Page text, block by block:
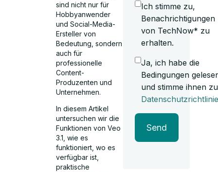
sind nicht nur für
Hobbyanwender
und Social-Media-
Ersteller von
Bedeutung, sondern
auch für
professionelle
Content-
Produzenten und
Unternehmen.
In diesem Artikel
untersuchen wir die
Funktionen von Veo
3.1, wie es
funktioniert, wo es
verfügbar ist,
praktische
Ich stimme zu,
Benachrichtigungen
von TechNow* zu
erhalten.
Ja, ich habe die
Bedingungen
und stimme ihnen
Datenschutzrichtlinie
Send